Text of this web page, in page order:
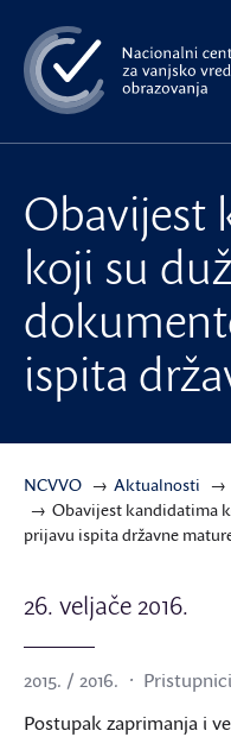
na
glavni
sadržaj
Obavijest
koji su
ispita
NCVVO Aktualnosti
Obavijest kandidatima
prijavu ispita državne
26. veljače 2016.
2015. / 2016.
Postupak zaprimanja i